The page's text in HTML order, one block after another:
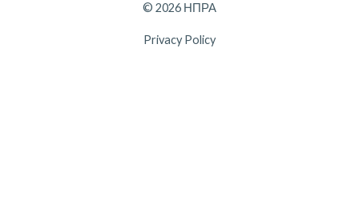
© 2026 НПРА
Privacy Policy